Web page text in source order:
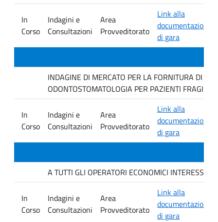
In
Corso
Indagini e
Consultazioni
Area
Provveditorato
Link alla
documentazione
di gara
INDAGINE DI MERCATO PER LA FORNITURA DI
ODONTOSTOMATOLOGIA PER PAZIENTI FRAGILI.
In
Corso
Indagini e
Consultazioni
Area
Provveditorato
Link alla
documentazione
di gara
A TUTTI GLI OPERATORI ECONOMICI
In
Corso
Indagini e
Consultazioni
Area
Provveditorato
Link alla
documentazione
di gara